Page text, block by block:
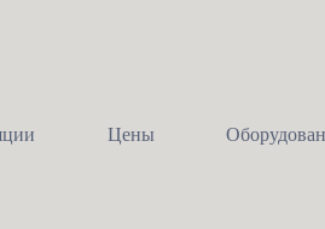
Цены